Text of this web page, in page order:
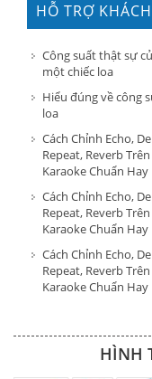
HỖ TRỢ KHÁCH
HÀNG
Công suất thật sự
một chiếc loa
Hiểu đúng về công
loa
Cách Chỉnh Echo,
Repeat, Reverb
Karaoke Chuẩn
Cách Chỉnh Echo,
Repeat, Reverb
Karaoke Chuẩn
Cách Chỉnh Echo,
Repeat, Reverb
Karaoke Chuẩn
HÌNH